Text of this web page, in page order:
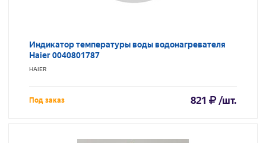
Индикатор температуры воды водонагревателя
Haier 0040801787
HAIER
Под заказ 821 /шт.